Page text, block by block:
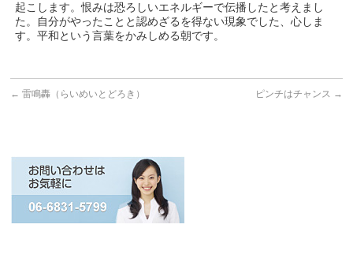
起こします。恨みは恐ろしいエネルギーで伝播したと考えまし
た。自分がやったことと認めざるを得ない現象でした、心しま
す。平和という言葉をかみしめる朝です。
← 雷鳴轟（らいめいとどろき） ピンチはチャンス →